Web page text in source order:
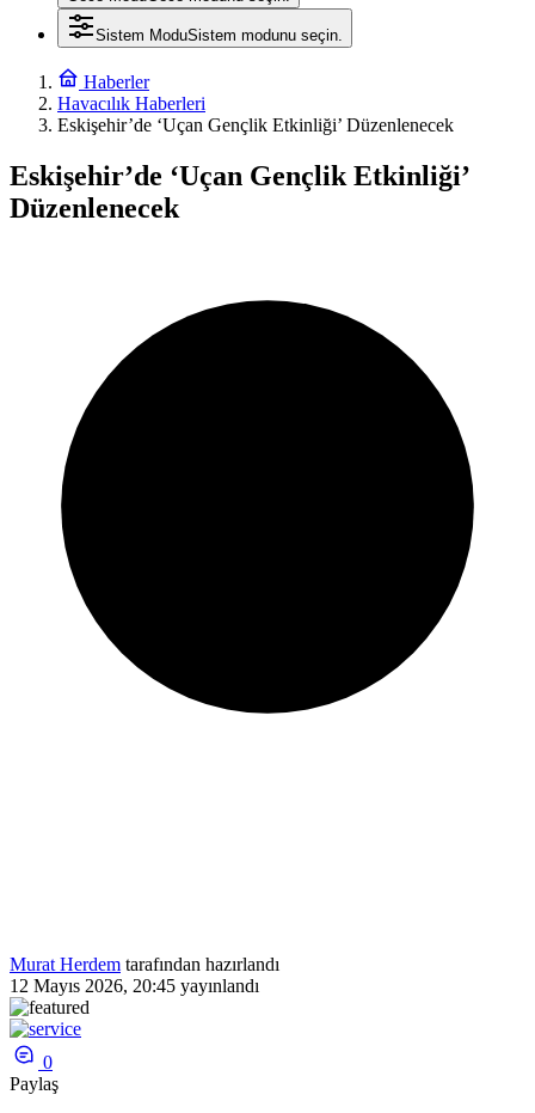
Sistem ModuSistem modunu seçin.
Haberler
Havacılık Haberleri
Eskişehir’de ‘Uçan Gençlik Etkinliği’ Düzenlenecek
Eskişehir’de ‘Uçan Gençlik Etkinliği’
Düzenlenecek
Murat Herdem tarafından hazırlandı
12 Mayıs 2026, 20:45 yayınlandı
0
Paylaş